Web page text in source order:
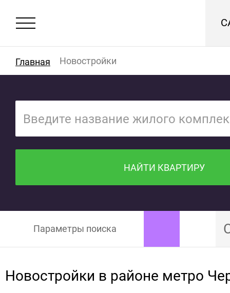
Главная Новостройки
НАЙТИ КВАРТИРУ
Параметры поиска
Новостройки в районе метро